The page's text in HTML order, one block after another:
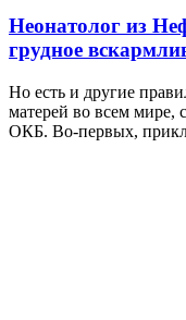
Неонатолог из
грудное
Но есть и другие
матерей во всем мире,
ОКБ. Во-первых,